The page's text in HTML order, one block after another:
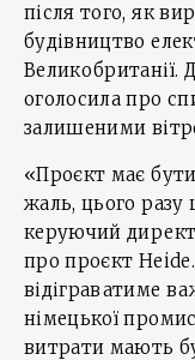
після того, як
будівництво
Великобританії.
оголосила про
залишеними
«Проєкт має
жаль, цього разу
керуючий
про проєкт
відіграватиме
німецької
витрати мають